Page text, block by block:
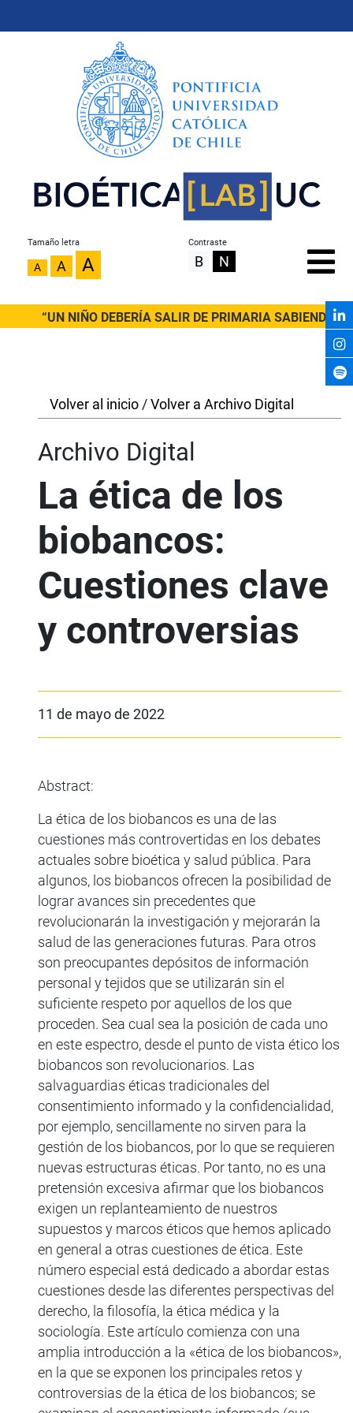
Tamaño letra
A A A
Contraste
B N
“UN NIÑO DEBERÍA SALIR DE PRIMARIA SABIENDO
Volver al inicio / Volver a Archivo Digital
Archivo Digital
La ética de los
biobancos:
Cuestiones clave
y controversias
11 de mayo de 2022
Abstract:
La ética de los biobancos es una de las
cuestiones más controvertidas en los debates
actuales sobre bioética y salud pública. Para
algunos, los biobancos ofrecen la posibilidad de
lograr avances sin precedentes que
revolucionarán la investigación y mejorarán la
salud de las generaciones futuras. Para otros
son preocupantes depósitos de información
personal y tejidos que se utilizarán sin el
suficiente respeto por aquellos de los que
proceden. Sea cual sea la posición de cada uno
en este espectro, desde el punto de vista ético los
biobancos son revolucionarios. Las
salvaguardias éticas tradicionales del
consentimiento informado y la confidencialidad,
por ejemplo, sencillamente no sirven para la
gestión de los biobancos, por lo que se requieren
nuevas estructuras éticas. Por tanto, no es una
pretensión excesiva afirmar que los biobancos
exigen un replanteamiento de nuestros
supuestos y marcos éticos que hemos aplicado
en general a otras cuestiones de ética. Este
número especial está dedicado a abordar estas
cuestiones desde las diferentes perspectivas del
derecho, la filosofía, la ética médica y la
sociología. Este artículo comienza con una
amplia introducción a la «ética de los biobancos»,
en la que se exponen los principales retos y
controversias de la ética de los biobancos; se